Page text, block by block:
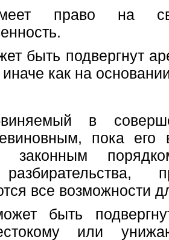
право на
быть подвергнут
как на
в
пока его
законным
все возможности
быть
или